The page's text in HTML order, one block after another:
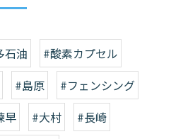
石油
#酸素カプセル
#島原
#フェンシング
早 #大村
#長崎